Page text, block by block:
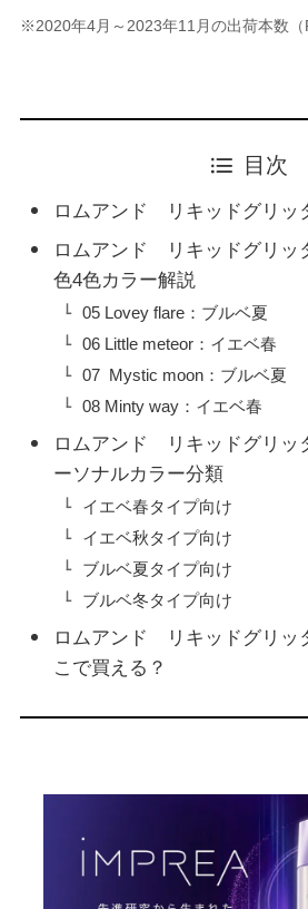
※2020年4月～2023年11月の出荷本数（
目次
ロムアンド リキッドグリッ
ロムアンド リキッドグリ
色4色カラー解説
05 Lovey flare：ブルベ夏
06 Little meteor：イエベ春
07 Mystic moon：ブルベ夏
08 Minty way：イエベ春
ロムアンド リキッドグリ
ーソナルカラー分類
イエベ春タイプ向け
イエベ秋タイプ向け
ブルベ夏タイプ向け
ブルベ冬タイプ向け
ロムアンド リキッドグリッ
こで買える？